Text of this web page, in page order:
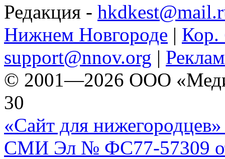
Редакция -
Нижнем Новгороде | Кор.
support@nnov.org |
© 2001—2026 ООО
30
«Сайт для нижегородцев»
СМИ Эл № ФС77-57309